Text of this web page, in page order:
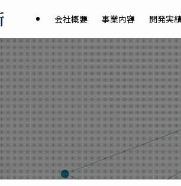
会社概要 事業内容 開発実